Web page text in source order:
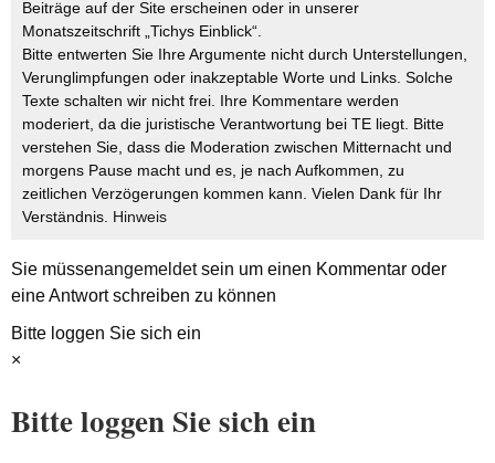
Beiträge auf der Site erscheinen oder in unserer
Monatszeitschrift „Tichys Einblick“.
Bitte entwerten Sie Ihre Argumente nicht durch Unterstellungen,
Verunglimpfungen oder inakzeptable Worte und Links. Solche
Texte schalten wir nicht frei. Ihre Kommentare werden
moderiert, da die juristische Verantwortung bei TE liegt. Bitte
verstehen Sie, dass die Moderation zwischen Mitternacht und
morgens Pause macht und es, je nach Aufkommen, zu
zeitlichen Verzögerungen kommen kann. Vielen Dank für Ihr
Verständnis. Hinweis
Sie müssenangemeldetsein um einen Kommentar oder
eine Antwort schreiben zu können
Bitte loggen Sie sich ein
×
Bitte loggen Sie sich ein